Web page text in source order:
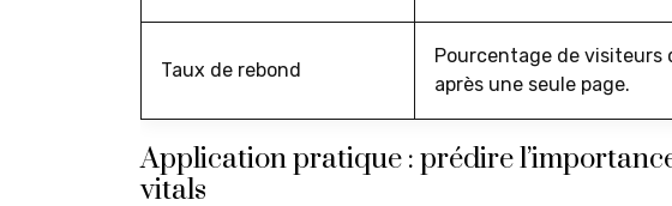
Taux de rebond
Pourcentage de
après une seule page.
Application pratique : prédire
vitals